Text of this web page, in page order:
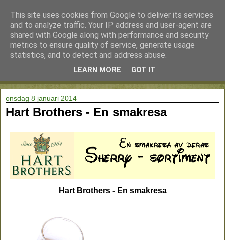
onsdag 8 januari 2014
Hart Brothers - En smakresa
Hart Brothers - En smakresa
This site uses cookies from Google to deliver its services
and to analyze traffic. Your IP address and user-agent are
shared with Google along with performance and security
metrics to ensure quality of service, generate usage
statistics, and to detect and address abuse.
LEARN MORE GOT IT